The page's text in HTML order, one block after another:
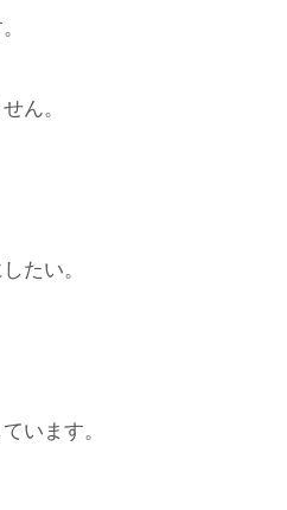
ん。
たい。
います。